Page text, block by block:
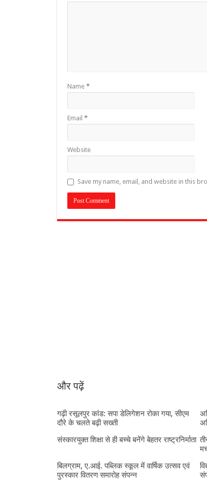
Name *
Email *
Website
Save my name, email, and website in this
और पढ़ें
गढ़ी रसूलपुर कांड: सपा डेलिगेशन रोका गया, सीएम
दौरे के चलते बढ़ी सख्ती
संस्कारयुक्त शिक्षा से ही बच्चे बनेंगे बेहतर राष्ट्रनिर्माता
बिलग्राम, ए.आई. पब्लिक स्कूल में वार्षिक उत्सव एवं
पुरस्कार वितरण समारोह संपन्न